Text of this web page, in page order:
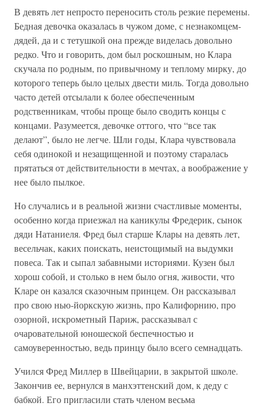
В девять лет непросто переносить столь резкие перемены.
Бедная девочка оказалась в чужом доме, с незнакомцем-
дядей, да и с тетушкой она прежде виделась довольно
редко. Что и говорить, дом был роскошным, но Клара
скучала по родным, по привычному и теплому мирку, до
которого теперь было целых двести миль. Тогда довольно
часто детей отсылали к более обеспеченным
родственникам, чтобы проще было сводить концы с
концами. Разумеется, девочке оттого, что “все так
делают”, было не легче. Шли годы, Клара чувствовала
себя одинокой и незащищенной и поэтому старалась
прятаться от действительности в мечтах, а воображение у
нее было пылкое.
Но случались и в реальной жизни счастливые моменты,
особенно когда приезжал на каникулы Фредерик, сынок
дяди Натаниеля. Фред был старше Клары на девять лет,
весельчак, каких поискать, неистощимый на выдумки
повеса. Так и сыпал забавными историями. Кузен был
хорош собой, и столько в нем было огня, живости, что
Кларе он казался сказочным принцем. Он рассказывал
про свою нью-йоркскую жизнь, про Калифорнию, про
озорной, искрометный Париж, рассказывал с
очаровательной юношеской беспечностью и
самоуверенностью, ведь принцу было всего семнадцать.
Учился Фред Миллер в Швейцарии, в закрытой школе.
Закончив ее, вернулся в манхэттенский дом, к деду с
бабкой. Его пригласили стать членом весьма